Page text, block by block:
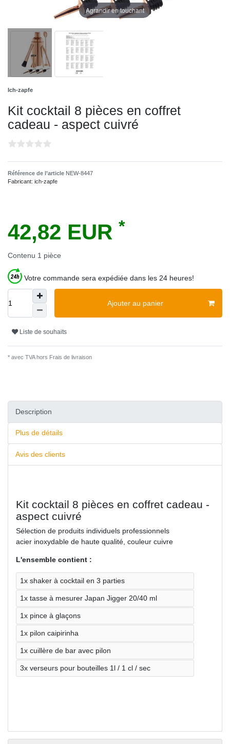
Agrandir en touchant
Ich-zapfe
Kit cocktail 8 pièces en coffret
cadeau - aspect cuivré
Référence de l’article NEW-8447
Fabricant: ich-zapfe
42,82 EUR *
Contenu 1 pièce
Votre commande sera expédiée dans les 24 heures!
Ajouter au panier
Liste de souhaits
* avec TVA hors Frais de livraison
Description
Plus de détails
Avis des clients
Kit cocktail 8 pièces en coffret cadeau -
aspect cuivré
Sélection de produits individuels professionnels
acier inoxydable de haute qualité, couleur cuivre
L'ensemble contient :
1x shaker à cocktail en 3 parties
1x tasse à mesurer Japan Jigger 20/40 ml
1x pince à glaçons
1x pilon caipirinha
1x cuillère de bar avec pilon
3x verseurs pour bouteilles 1l / 1 cl / sec